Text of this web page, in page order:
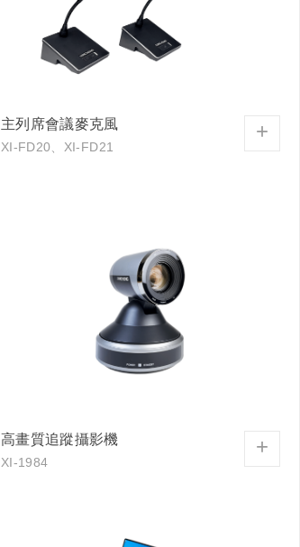
主列席會議麥克風
XI-FD20、XI-FD21
+
高畫質追蹤攝影機
XI-1984
+